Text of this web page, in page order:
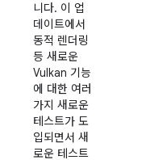
니다. 이 업
데이트에서
동적 렌더링
등 새로운
Vulkan 기능
에 대한 여러
가지 새로운
테스트가 도
입되면서 새
로운 테스트